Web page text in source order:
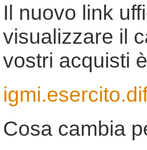
Il nuovo link
visualizzare il
vostri acquisti
Cosa cambia